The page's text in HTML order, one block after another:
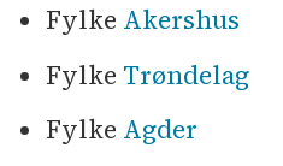
Fylke Akershus
Fylke Trøndelag
Fylke Agder